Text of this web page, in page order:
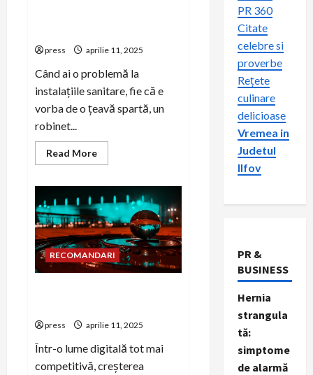
press aprilie 11, 2025
Când ai o problemă la
instalațiile sanitare, fie că e
vorba de o țeavă spartă, un
robinet...
Read MoreRead
more
sa
alegi
un
instalator
profesionist
din
Bucuresti
RECOMANDARI
press aprilie 11, 2025
Într-o lume digitală tot mai
competitivă, creșterea
PR 360
Citate
celebre si
proverbe
Rețete
culinare
delicioase
Vremea in
Judetul
Ilfov
PR &
BUSINESS
Hernia
strangula
tă:
simptome
de alarmă